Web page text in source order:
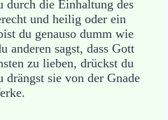
durch die Einhaltung des
und heilig oder ein
du genauso dumm wie
anderen sagst, dass Gott
zu lieben, drückst du
drängst sie von der Gnade